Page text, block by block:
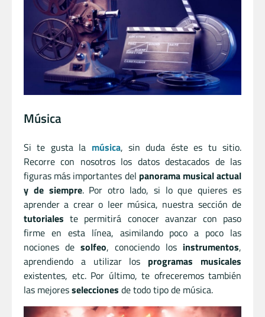
Música
Si te gusta la música, sin duda éste es tu sitio.
Recorre con nosotros los datos destacados de las
figuras más importantes del panorama musical actual
y de siempre. Por otro lado, si lo que quieres es
aprender a crear o leer música, nuestra sección de
tutoriales te permitirá conocer avanzar con paso
firme en esta línea, asimilando poco a poco las
nociones de solfeo, conociendo los instrumentos,
aprendiendo a utilizar los programas musicales
existentes, etc. Por último, te ofreceremos también
las mejoresselecciones de todo tipo de música.